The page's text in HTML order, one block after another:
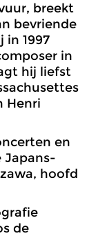
breekt
bevriende
1997
in
hij liefst
Henri
en
Japans-
hoofd
de